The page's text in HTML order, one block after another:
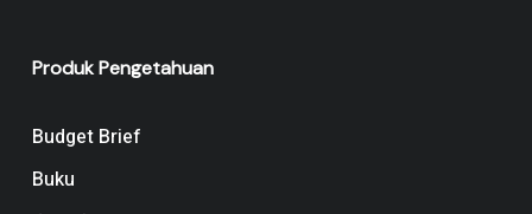
Produk Pengetahuan
Budget Brief
Buku